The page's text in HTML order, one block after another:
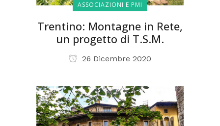
ASSOCIAZIONI E PMI
Trentino: Montagne in Rete,
un progetto di T.S.M.
26 Dicembre 2020